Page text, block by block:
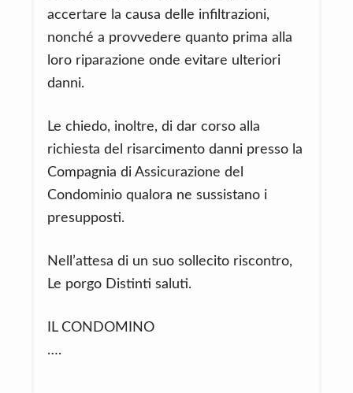
accertare la causa delle infiltrazioni,
nonché a provvedere quanto prima alla
loro riparazione onde evitare ulteriori
danni.
Le chiedo, inoltre, di dar corso alla
richiesta del risarcimento danni presso la
Compagnia di Assicurazione del
Condominio qualora ne sussistano i
presupposti.
Nell’attesa di un suo sollecito riscontro,
Le porgo Distinti saluti.
IL CONDOMINO
….